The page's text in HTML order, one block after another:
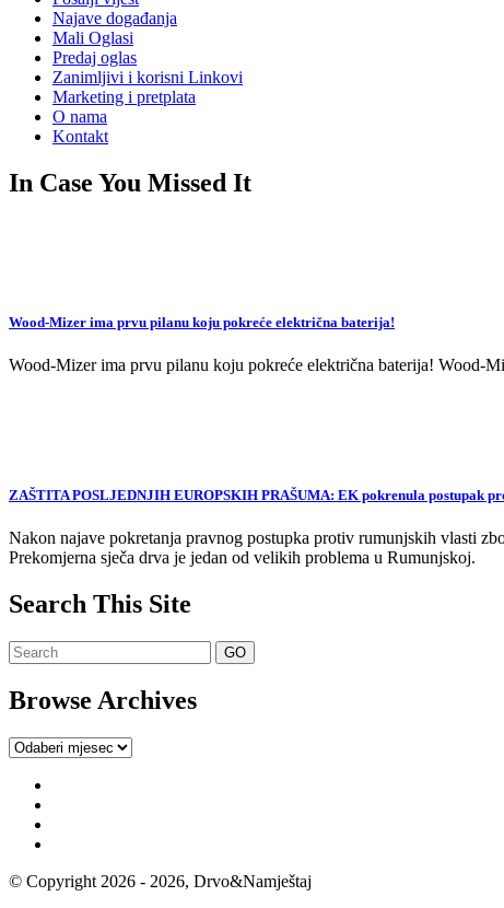
Najave događanja
Mali Oglasi
Predaj oglas
Zanimljivi i korisni Linkovi
Marketing i pretplata
O nama
Kontakt
In Case You Missed It
Wood-Mizer ima prvu pilanu koju pokreće električna baterija!
Wood-Mizer ima prvu pilanu koju pokreće električna baterija! Wood-
ZAŠTITA POSLJEDNJIH EUROPSKIH PRAŠUMA: EK pokrenula postupak
Nakon najave pokretanja pravnog postupka protiv rumunjskih vlasti
Prekomjerna sječa drva je jedan od velikih problema u Rumunjskoj.
Search This Site
Browse Archives
Browse
© Copyright 2026 - 2026, Drvo&Namještaj